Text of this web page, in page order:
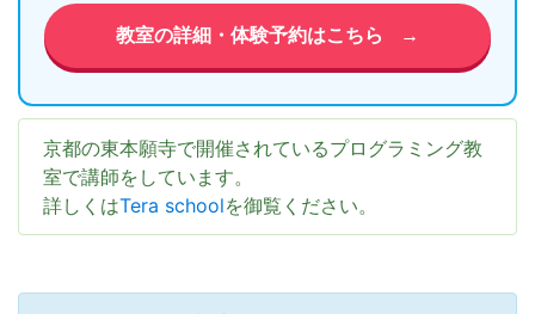
教室の詳細・体験予約はこちら →
京都の東本願寺で開催されているプログラミング教
室で講師をしています。
詳しくはTera schoolを御覧ください。